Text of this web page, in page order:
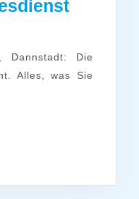
Alles, was Sie